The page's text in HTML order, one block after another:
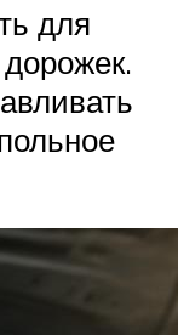
для